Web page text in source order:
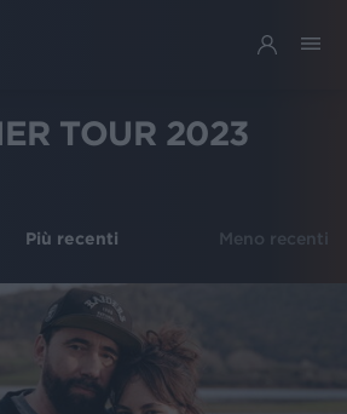
TOUR 2023
Più recenti Meno recenti